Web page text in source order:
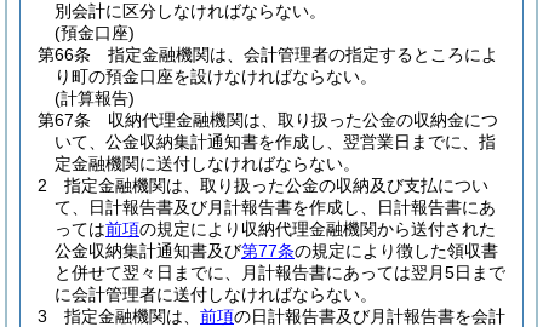
別会計に区分しなければならない。
(預金口座)
第66条
指定金融機関は、会計管理者の指定するところによ
り町の預金口座を設けなければならない。
(計算報告)
第67条
収納代理金融機関は、取り扱った公金の収納金につ
いて、公金収納集計通知書を作成し、翌営業日までに、指
定金融機関に送付しなければならない。
2
指定金融機関は、取り扱った公金の収納及び支払につい
て、日計報告書及び月計報告書を作成し、日計報告書にあ
っては前項の規定により収納代理金融機関から送付された
公金収納集計通知書及び第77条の規定により徴した領収書
と併せて翌々日までに、月計報告書にあっては翌月5日まで
に会計管理者に送付しなければならない。
3
指定金融機関は、 前項の日計報告書及び月計報告書を会計